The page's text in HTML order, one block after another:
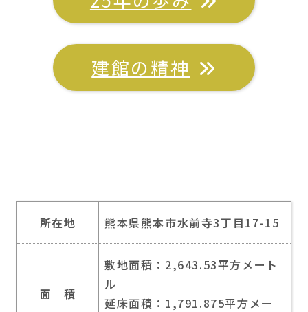
建館の精神
所在地 熊本県熊本市水前寺3丁目17-15
面 積
敷地面積：2,643.53平方メート
ル
延床面積：1,791.875平方メー